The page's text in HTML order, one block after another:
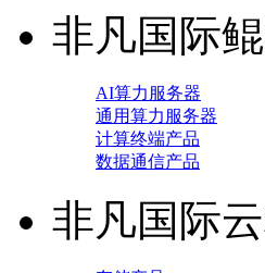
非凡国际
AI算力服务器
通用算力服务器
计算终端产品
数据通信产品
非凡国际